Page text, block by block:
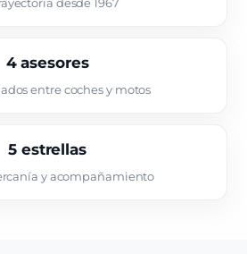
4 asesores
entre coches y motos
5 estrellas
y acompañamiento